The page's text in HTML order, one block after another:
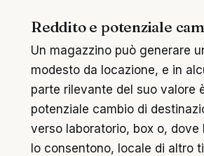
Reddito e potenziale
Un magazzino può generare
modesto da locazione, e in
parte rilevante del suo valore
potenziale cambio di
verso laboratorio, box o, dove
lo consentono, locale di altro